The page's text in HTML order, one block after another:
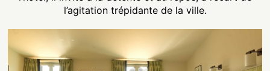
l’agitation trépidante de la ville.